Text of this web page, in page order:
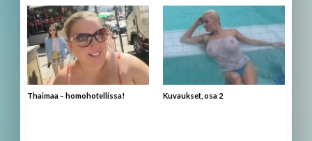
Thaimaa – homohotellissa! Kuvaukset, osa 2